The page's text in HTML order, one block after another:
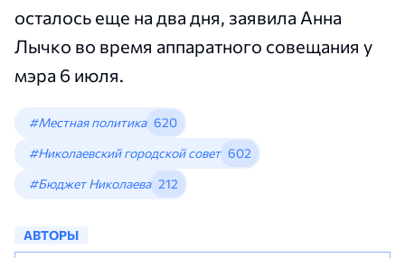
осталось еще на два дня, заявила Анна
Лычко во время аппаратного совещания у
мэра 6 июля.
#Местная политика 620
#Николаевский городской совет 602
#Бюджет Николаева 212
АВТОРЫ